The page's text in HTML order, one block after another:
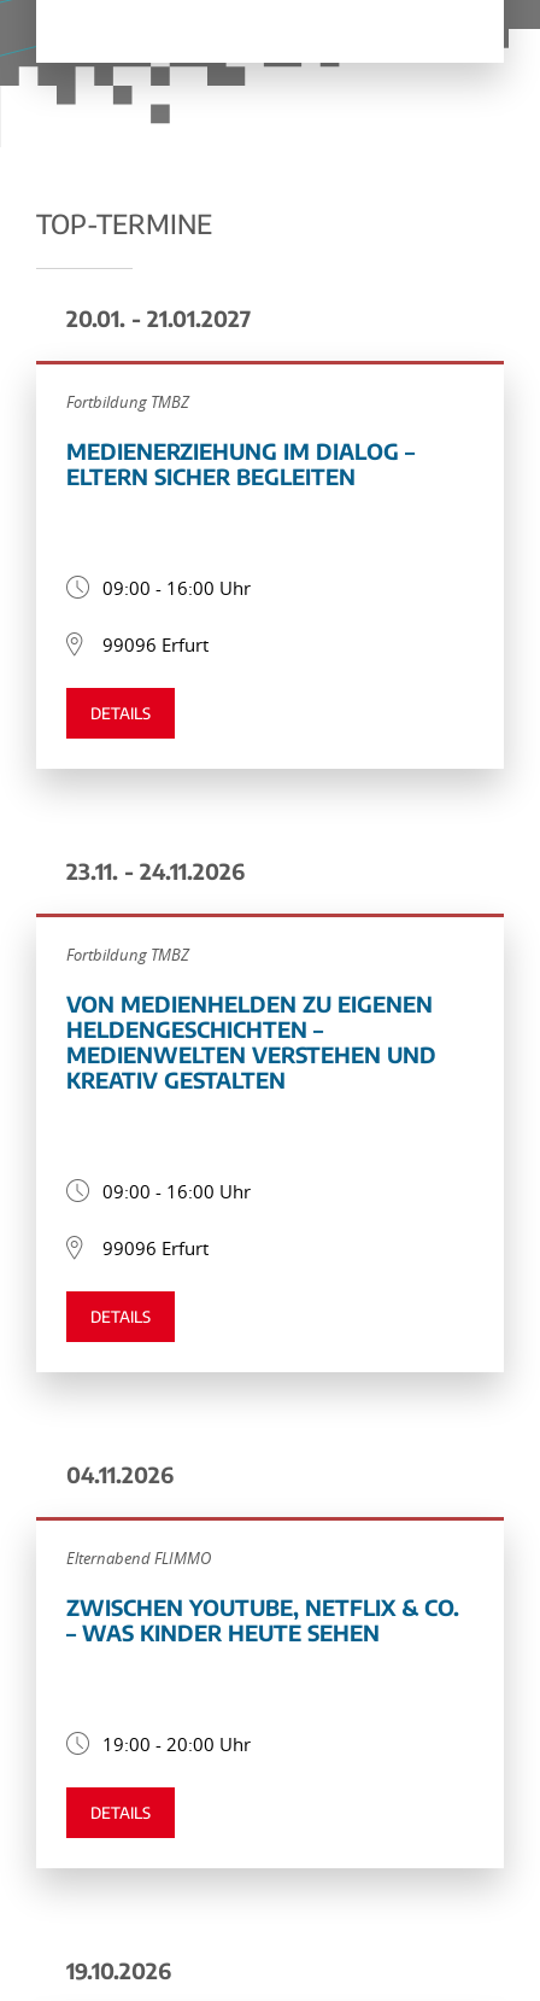
TOP-TERMINE
20.01. - 21.01.2027
Fortbildung TMBZ
MEDIENERZIEHUNG IM DIALOG –
ELTERN SICHER BEGLEITEN
09:00 - 16:00 Uhr
99096 Erfurt
DETAILS
23.11. - 24.11.2026
Fortbildung TMBZ
VON MEDIENHELDEN ZU EIGENEN
HELDENGESCHICHTEN –
MEDIENWELTEN VERSTEHEN UND
KREATIV GESTALTEN
09:00 - 16:00 Uhr
99096 Erfurt
DETAILS
04.11.2026
Elternabend FLIMMO
ZWISCHEN YOUTUBE, NETFLIX & CO.
– WAS KINDER HEUTE SEHEN
19:00 - 20:00 Uhr
DETAILS
19.10.2026